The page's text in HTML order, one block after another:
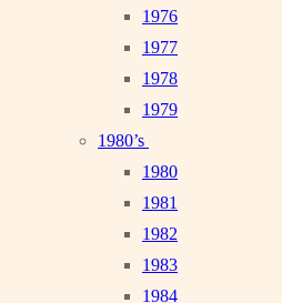
1976
1977
1978
1979
1980’s
1980
1981
1982
1983
1984